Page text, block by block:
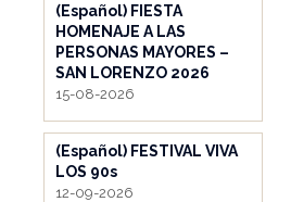
(Español) FIESTA
HOMENAJE A LAS
PERSONAS MAYORES –
SAN LORENZO 2026
15-08-2026
(Español) FESTIVAL VIVA
LOS 90s
12-09-2026